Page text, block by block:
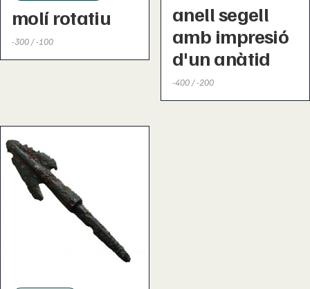
molí rotatiu
-300 / -100
anell segell
amb impresió
d'un anàtid
-400 / -200